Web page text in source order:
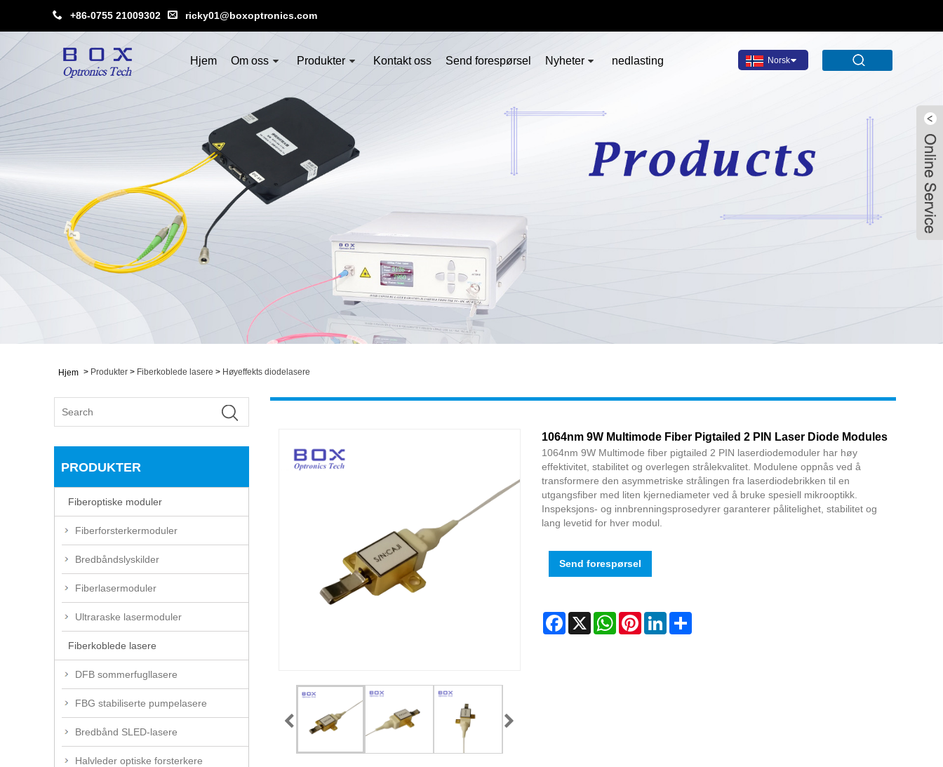
+86-0755 21009302 ricky01@boxoptronics.com
Norsk‎
Hjem Om oss Produkter Kontakt oss Send forespørsel Nyheter nedlasting
Hjem > Produkter > Fiberkoblede lasere > Høyeffekts diodelasere
PRODUKTER
Fiberoptiske moduler
Fiberforsterkermoduler
Bredbåndslyskilder
Fiberlasermoduler
Ultraraske lasermoduler
Fiberkoblede lasere
DFB sommerfugllasere
FBG stabiliserte pumpelasere
Bredbånd SLED-lasere
Halvleder optiske forsterkere
1064nm 9W Multimode Fiber Pigtailed 2 PIN Laser Diode Modules
1064nm 9W Multimode fiber pigtailed 2 PIN laserdiodemoduler har høy
effektivitet, stabilitet og overlegen strålekvalitet. Modulene oppnås ved å
transformere den asymmetriske strålingen fra laserdiodebrikken til en
utgangsfiber med liten kjernediameter ved å bruke spesiell mikrooptikk.
Inspeksjons- og innbrenningsprosedyrer garanterer pålitelighet, stabilitet og
lang levetid for hver modul.
Send forespørsel
Facebook
X WhatsAppPinterestLinkedInShare